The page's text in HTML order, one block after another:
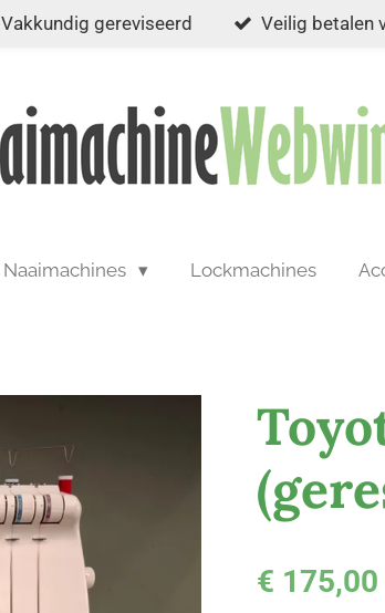
Vakkundig gereviseerd Veilig betalen
Naaimachines Lockmachines
€ 175,00